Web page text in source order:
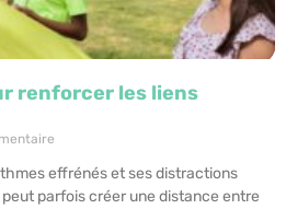
renforcer les liens
effrénés et ses distractions
parfois créer une distance entre